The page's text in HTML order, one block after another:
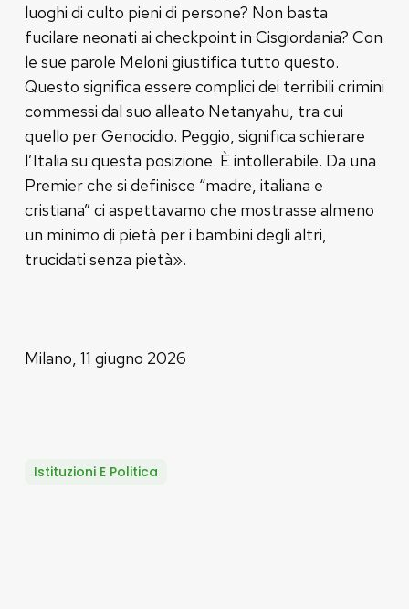
luoghi di culto pieni di persone? Non basta
fucilare neonati ai checkpoint in Cisgiordania? Con
le sue parole Meloni giustifica tutto questo.
Questo significa essere complici dei terribili crimini
commessi dal suo alleato Netanyahu, tra cui
quello per Genocidio. Peggio, significa schierare
l’Italia su questa posizione. È intollerabile. Da una
Premier che si definisce “madre, italiana e
cristiana” ci aspettavamo che mostrasse almeno
un minimo di pietà per i bambini degli altri,
trucidati senza pietà».
Milano, 11 giugno 2026
Istituzioni E Politica